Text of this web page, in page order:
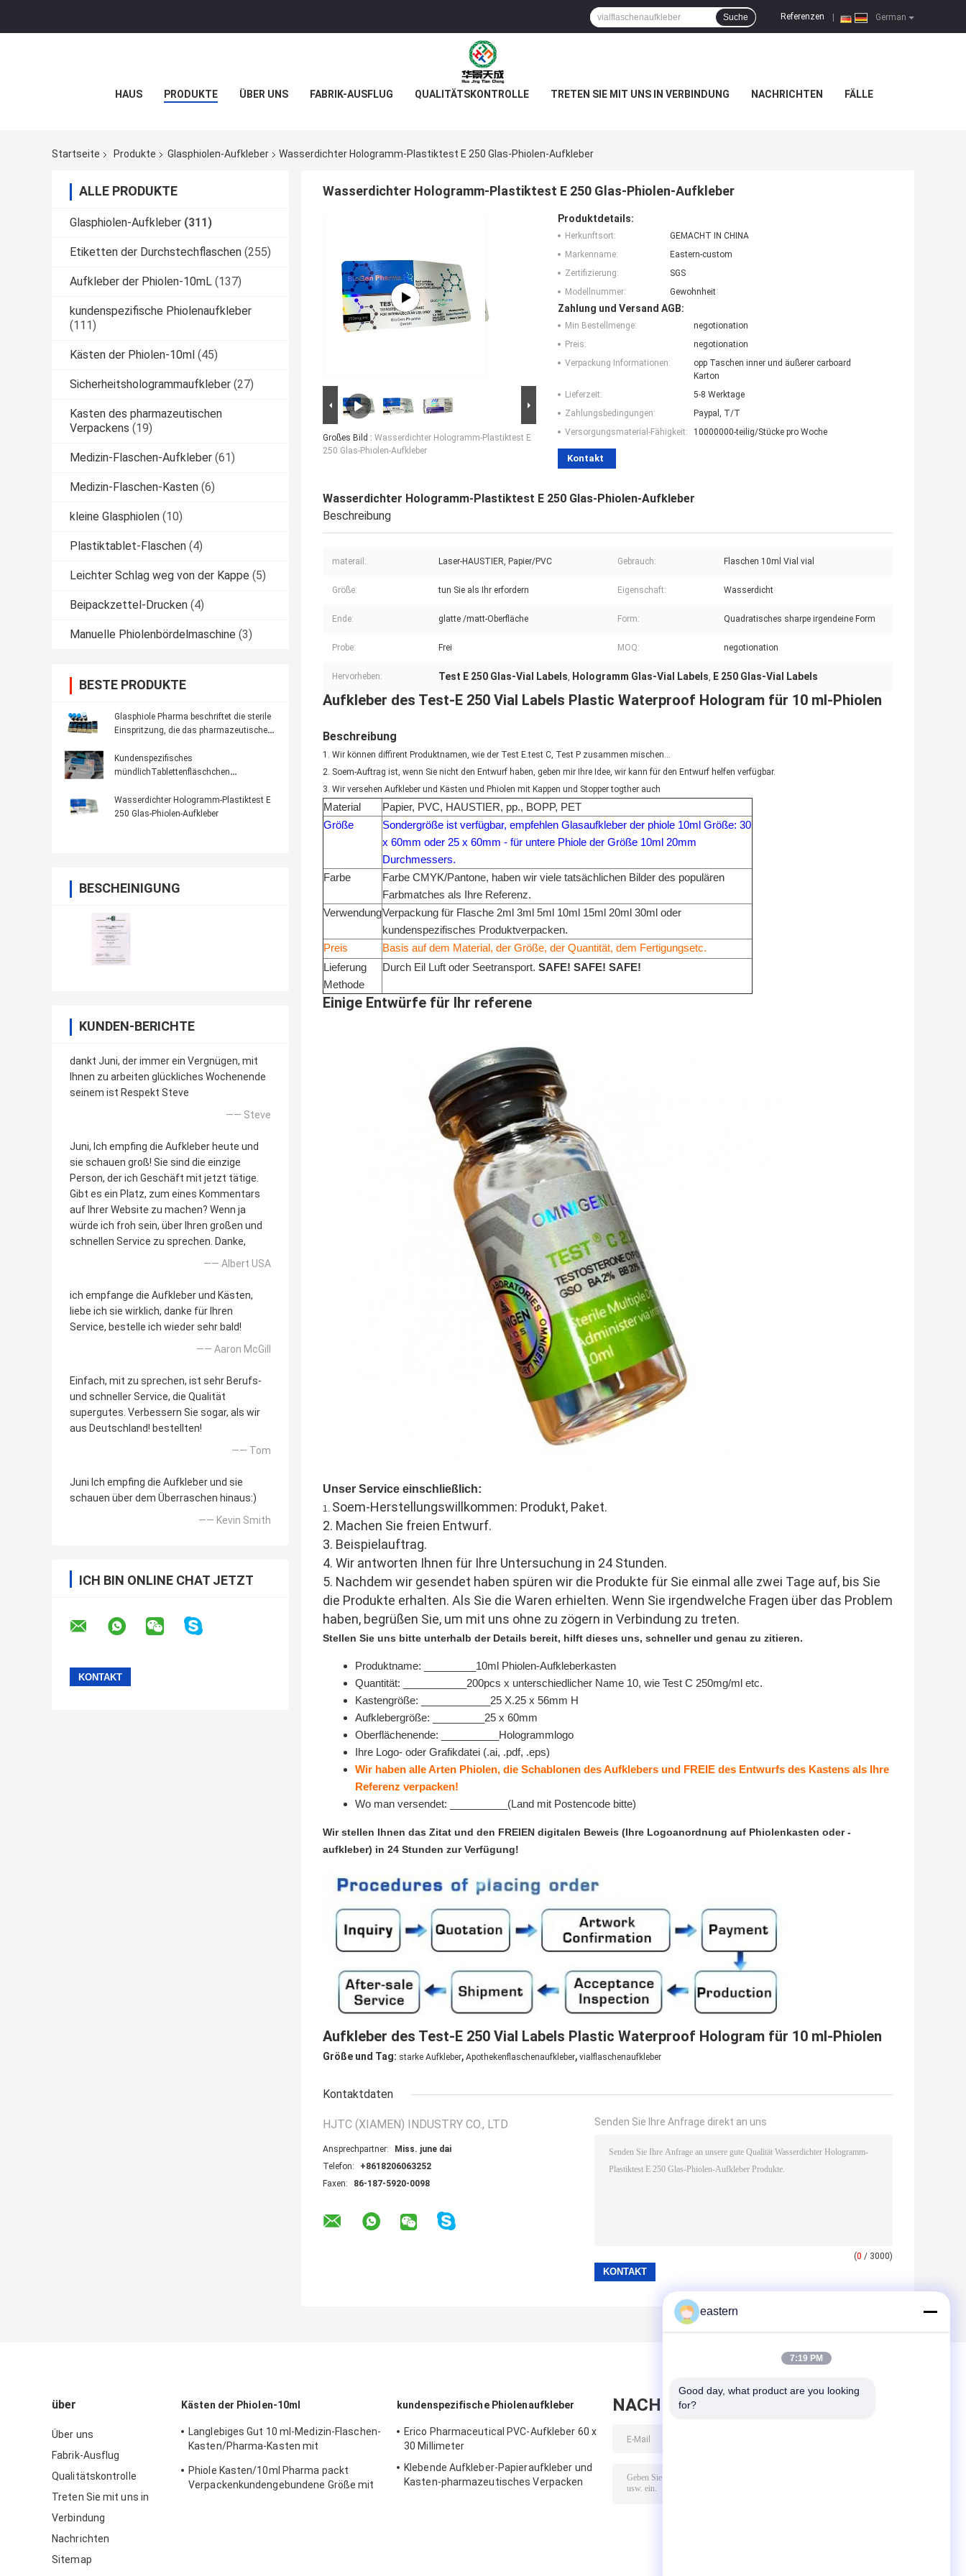
German
Referenzen
Suche
HAUS PRODUKTE ÜBER UNS FABRIK-AUSFLUG QUALITÄTSKONTROLLE TRETEN SIE MIT UNS IN VERBINDUNG NACHRICHTEN FÄLLE
Startseite Produkte Glasphiolen-Aufkleber Wasserdichter Hologramm-Plastiktest E 250 Glas-Phiolen-Aufkleber
ALLE PRODUKTE
Glasphiolen-Aufkleber (311)
Etiketten der Durchstechflaschen (255)
Aufkleber der Phiolen-10mL (137)
kundenspezifische Phiolenaufkleber
(111)
Kästen der Phiolen-10ml (45)
Sicherheitshologrammaufkleber (27)
Kasten des pharmazeutischen
Verpackens (19)
Medizin-Flaschen-Aufkleber (61)
Medizin-Flaschen-Kasten (6)
kleine Glasphiolen (10)
Plastiktablet-Flaschen (4)
Leichter Schlag weg von der Kappe (5)
Beipackzettel-Drucken (4)
Manuelle Phiolenbördelmaschine (3)
BESTE PRODUKTE
Glasphiole Pharma beschriftet die sterile
Einspritzung, die das pharmazeutische
Kundenspezifisches
mündlichTablettenfläschchen
32mm anti- gefälschtes Drucken
Wasserdichter Hologramm-Plastiktest E
250 Glas-Phiolen-Aufkleber
BESCHEINIGUNG
KUNDEN-BERICHTE
dankt Juni, der immer ein Vergnügen, mit
Ihnen zu arbeiten glückliches Wochenende
seinem ist Respekt Steve
—— Steve
Juni, Ich empfing die Aufkleber heute und
sie schauen groß! Sie sind die einzige
Person, der ich Geschäft mit jetzt tätige.
Gibt es ein Platz, zum eines Kommentars
auf Ihrer Website zu machen? Wenn ja
würde ich froh sein, über Ihren großen und
schnellen Service zu sprechen. Danke,
—— Albert USA
ich empfange die Aufkleber und Kästen,
liebe ich sie wirklich, danke für Ihren
Service, bestelle ich wieder sehr bald!
—— Aaron McGill
Einfach, mit zu sprechen, ist sehr Berufs-
und schneller Service, die Qualität
supergutes. Verbessern Sie sogar, als wir
aus Deutschland! bestellten!
—— Tom
Juni Ich empfing die Aufkleber und sie
schauen über dem Überraschen hinaus:)
—— Kevin Smith
ICH BIN ONLINE CHAT JETZT
Wasserdichter Hologramm-Plastiktest E 250 Glas-Phiolen-Aufkleber
Großes Bild : Wasserdichter Hologramm-Plastiktest E
250 Glas-Phiolen-Aufkleber
Produktdetails:
Herkunftsort:
GEMACHT IN CHINA
Markenname:
Eastern-custom
Zertifizierung:
SGS
Modellnummer:
Gewohnheit
Zahlung und Versand AGB:
Min Bestellmenge:
negotionation
Preis:
negotionation
Verpackung Informationen:
opp Taschen inner und äußerer carboard
Karton
Lieferzeit:
5-8 Werktage
Zahlungsbedingungen:
Paypal, T/T
Versorgungsmaterial-Fähigkeit:
10000000-teilig/Stücke pro Woche
Kontakt
Wasserdichter Hologramm-Plastiktest E 250 Glas-Phiolen-Aufkleber
Beschreibung
materail: Laser-HAUSTIER, Papier/PVC Gebrauch: Flaschen 10ml Vial vial
Größe: tun Sie als Ihr erfordern Eigenschaft: Wasserdicht
Ende: glatte /matt-Oberfläche Form: Quadratisches sharpe irgendeine Form
Probe: Frei MOQ: negotionation
Hervorheben: Test E 250 Glas-Vial Labels, Hologramm Glas-Vial Labels, E 250 Glas-Vial Labels
Aufkleber des Test-E 250 Vial Labels Plastic Waterproof Hologram für 10 ml-Phiolen
Beschreibung
1. Wir können diffirent Produktnamen, wie der Test E.test C, Test P zusammen mischen…
2. Soem-Auftrag ist, wenn Sie nicht den Entwurf haben, geben mir Ihre Idee, wir kann für den Entwurf helfen verfügbar.
3. Wir versehen Aufkleber und Kästen und Phiolen mit Kappen und Stopper togther auch
Material
Papier, PVC, HAUSTIER, pp., BOPP, PET
Größe
Sondergröße ist verfügbar, empfehlen Glasaufkleber der phiole 10ml Größe: 30
x 60mm oder 25 x 60mm - für untere Phiole der Größe 10ml 20mm
Durchmessers.
Farbe
Farbe CMYK/Pantone, haben wir viele tatsächlichen Bilder des populären
Farbmatches als Ihre Referenz.
VerwendungVerpackung für Flasche 2ml 3ml 5ml 10ml 15ml 20ml 30ml oder
kundenspezifisches Produktverpacken.
Preis
Basis auf dem Material, der Größe, der Quantität, dem Fertigungsetc.
Lieferung
Methode
Durch Eil Luft oder Seetransport. SAFE! SAFE! SAFE!
Einige Entwürfe für Ihr referene
Unser Service einschließlich:
1. Soem-Herstellungswillkommen: Produkt, Paket.
2. Machen Sie freien Entwurf.
3. Beispielauftrag.
4. Wir antworten Ihnen für Ihre Untersuchung in 24 Stunden.
5. Nachdem wir gesendet haben spüren wir die Produkte für Sie einmal alle zwei Tage auf, bis Sie
die Produkte erhalten. Als Sie die Waren erhielten. Wenn Sie irgendwelche Fragen über das Problem
haben, begrüßen Sie, um mit uns ohne zu zögern in Verbindung zu treten.
Stellen Sie uns bitte unterhalb der Details bereit, hilft dieses uns, schneller und genau zu zitieren.
Produktname: _________10ml Phiolen-Aufkleberkasten
Quantität: ___________200pcs x unterschiedlicher Name 10, wie Test C 250mg/ml etc.
Kastengröße: ____________25 X.25 x 56mm H
Aufklebergröße: _________25 x 60mm
Oberflächenende: __________Hologrammlogo
Ihre Logo- oder Grafikdatei (.ai, .pdf, .eps)
Wir haben alle Arten Phiolen, die Schablonen des Aufklebers und FREIE des Entwurfs des Kastens als Ihre
Referenz verpacken!
Wo man versendet: __________(Land mit Postencode bitte)
Wir stellen Ihnen das Zitat und den FREIEN digitalen Beweis (Ihre Logoanordnung auf Phiolenkasten oder -
aufkleber) in 24 Stunden zur Verfügung!
Aufkleber des Test-E 250 Vial Labels Plastic Waterproof Hologram für 10 ml-Phiolen
Größe und Tag: starke Aufkleber, Apothekenflaschenaufkleber, vialflaschenaufkleber
Kontaktdaten
HJTC (XIAMEN) INDUSTRY CO., LTD
Ansprechpartner:
Miss. june dai
Telefon:
+8618206063252
Faxen:
86-187-5920-0098
Senden Sie Ihre Anfrage direkt an uns
(0 / 3000)
über
Über uns
Fabrik-Ausflug
Qualitätskontrolle
Treten Sie mit uns in
Verbindung
Nachrichten
Sitemap
Kästen der Phiolen-10ml
Langlebiges Gut 10 ml-Medizin-Flaschen-
Kasten/Pharma-Kasten mit
Phiole Kasten/10ml Pharma packt
Verpackenkundengebundene Größe mit
kundenspezifische Phiolenaufkleber
Erico Pharmaceutical PVC-Aufkleber 60 x
30 Millimeter
Klebende Aufkleber-Papieraufkleber und
Kasten-pharmazeutisches Verpacken
NACHRICHT HINTERLASSEN
eastern
7:19 PM
Good day, what product are you looking
for?